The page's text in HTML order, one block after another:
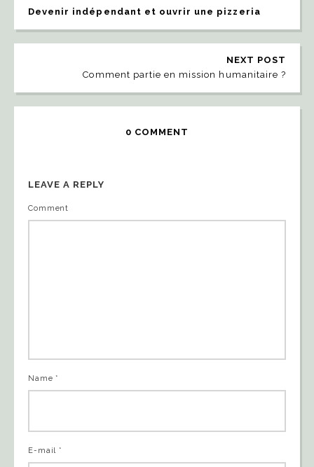
Devenir indépendant et ouvrir une pizzeria
NEXT POST
Comment partie en mission humanitaire ?
0 COMMENT
LEAVE A REPLY
Comment
Name *
E-mail *